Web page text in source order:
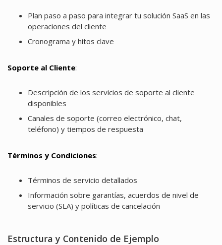
Plan paso a paso para integrar tu solución SaaS en las
operaciones del cliente
Cronograma y hitos clave
Soporte al Cliente:
Descripción de los servicios de soporte al cliente
disponibles
Canales de soporte (correo electrónico, chat,
teléfono) y tiempos de respuesta
Términos y Condiciones:
Términos de servicio detallados
Información sobre garantías, acuerdos de nivel de
servicio (SLA) y políticas de cancelación
Estructura y Contenido de Ejemplo